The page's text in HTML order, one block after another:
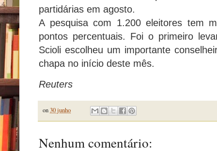
partidárias em agosto.
A pesquisa com 1.200 eleitores tem
pontos percentuais. Foi o primeiro
Scioli escolheu um importante
chapa no início deste mês.
Reuters
on30 junho
Nenhum comentário: